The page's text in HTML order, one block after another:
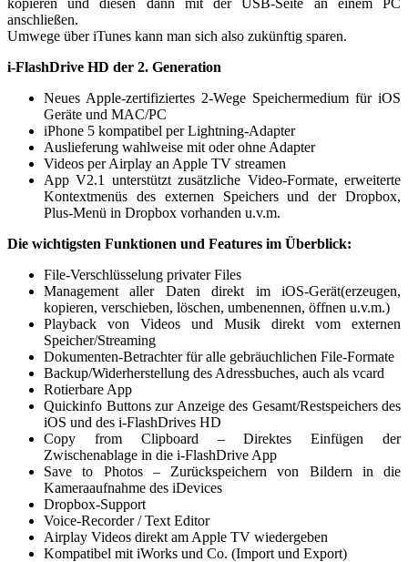
anschließen.
Umwege über iTunes kann man sich also zukünftig sparen.
i-FlashDrive HD der 2. Generation
Neues Apple-zertifiziertes 2-Wege Speichermedium für iOS
Geräte und MAC/PC
iPhone 5 kompatibel per Lightning-Adapter
Auslieferung wahlweise mit oder ohne Adapter
Videos per Airplay an Apple TV streamen
App V2.1 unterstützt zusätzliche Video-Formate, erweiterte
Kontextmenüs des externen Speichers und der Dropbox,
Plus-Menü in Dropbox vorhanden u.v.m.
Die wichtigsten Funktionen und Features im Überblick:
File-Verschlüsselung privater Files
Management aller Daten direkt im iOS-Gerät(erzeugen,
kopieren, verschieben, löschen, umbenennen, öffnen u.v.m.)
Playback von Videos und Musik direkt vom externen
Speicher/Streaming
Dokumenten-Betrachter für alle gebräuchlichen File-Formate
Backup/Widerherstellung des Adressbuches, auch als vcard
Rotierbare App
Quickinfo Buttons zur Anzeige des Gesamt/Restspeichers des
iOS und des i-FlashDrives HD
Copy from Clipboard – Direktes Einfügen der
Zwischenablage in die i-FlashDrive App
Save to Photos – Zurückspeichern von Bildern in die
Kameraaufnahme des iDevices
Dropbox-Support
Voice-Recorder / Text Editor
Airplay Videos direkt am Apple TV wiedergeben
Kompatibel mit iWorks und Co. (Import und Export)